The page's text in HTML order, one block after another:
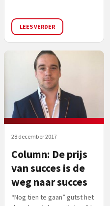
LEES VERDER
28 december 2017
Column: De prijs
van succes is de
weg naar succes
“Nog tien te gaan” gutst het